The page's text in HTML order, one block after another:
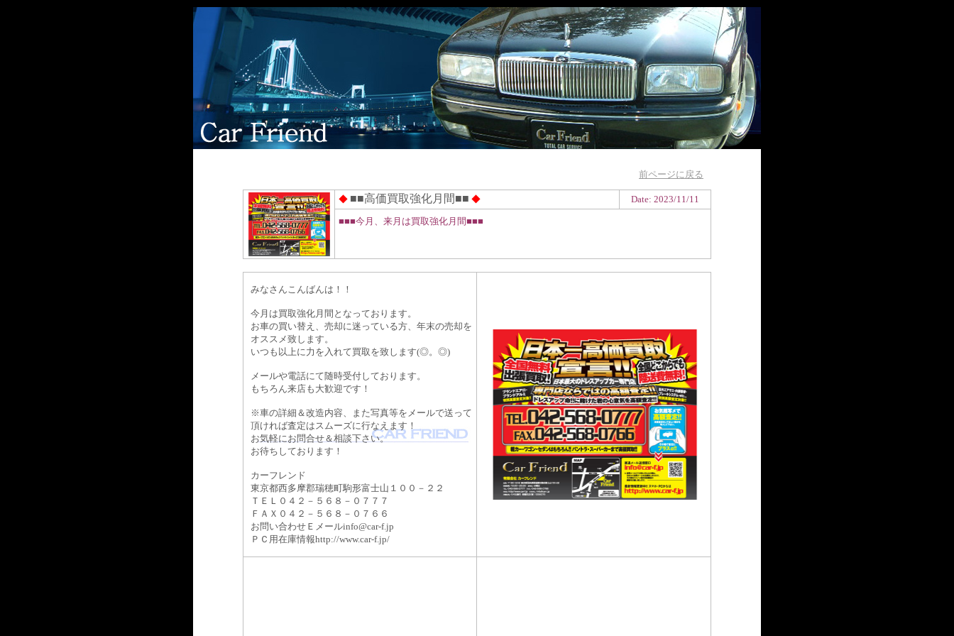
前ページに戻る
◆ ■■高価買取強化月間■■ ◆ Date: 2023/11/11
■■■今月、来月は買取強化月間■■■
みなさんこんばんは！！
今月は買取強化月間となっております。
お車の買い替え、売却に迷っている方、年末の売却を
オススメ致します。
いつも以上に力を入れて買取を致します(◎。◎)
メールや電話にて随時受付しております。
もちろん来店も大歓迎です！
※車の詳細＆改造内容、また写真等をメールで送って
頂ければ査定はスムーズに行なえます！
お気軽にお問合せ＆相談下さい。
お待ちしております！
カーフレンド
東京都西多摩郡瑞穂町駒形富士山１００－２２
ＴＥＬ０４２－５６８－０７７７
ＦＡＸ０４２－５６８－０７６６
お問い合わせＥメールinfo@car-f.jp
ＰＣ用在庫情報http://www.car-f.jp/